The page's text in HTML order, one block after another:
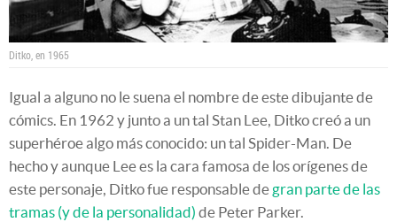
Ditko, en 1965
Igual a alguno no le suena el nombre de este dibujante de
cómics. En 1962 y junto a un tal Stan Lee, Ditko creó a un
superhéroe algo más conocido: un tal Spider-Man. De
hecho y aunque Lee es la cara famosa de los orígenes de
este personaje, Ditko fue responsable de gran parte de las
tramas (y de la personalidad) de Peter Parker.